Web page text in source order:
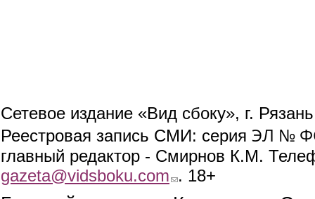
Сетевое издание «Вид сбоку», г.
Реестровая запись СМИ: серия ЭЛ №
главный редактор - Смирнов К.М.
gazeta@vidsboku.com (link sends e-mail)
. 18+